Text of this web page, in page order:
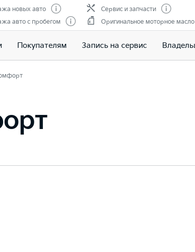
новых авто
авто с пробегом
Сервис и запчасти
Оригинальное моторное масло
Покупателям Запись на сервис